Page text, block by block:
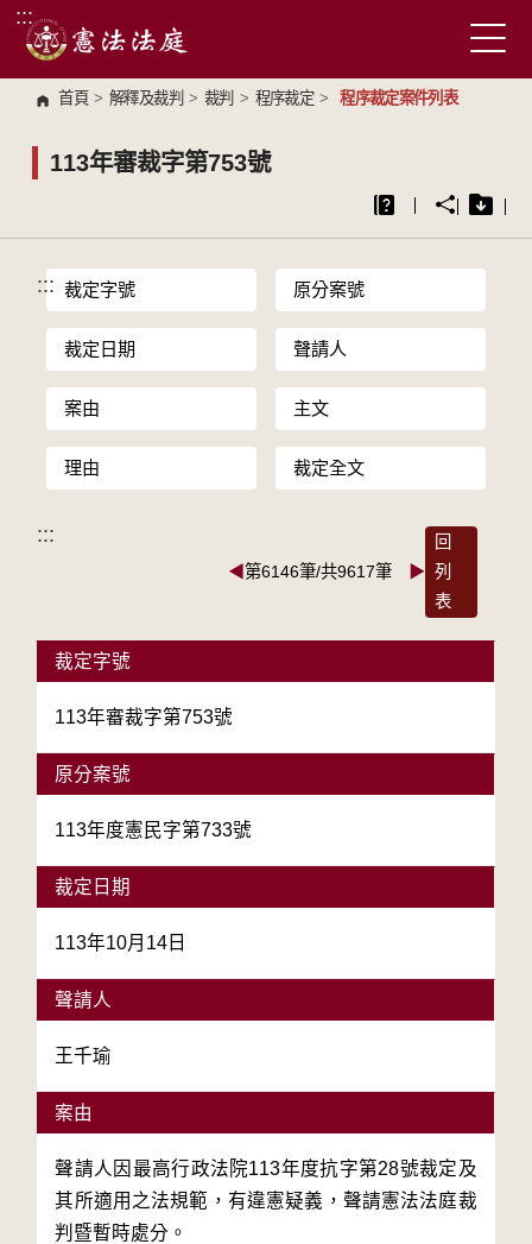
跳到主要內容區塊
:::
首頁 > 解釋及裁判 > 裁判 > 程序裁定 > 程序裁定案件列表
113年審裁字第753號
::: 裁定字號 原分案號
裁定日期 聲請人
案由 主文
理由 裁定全文
:::
◀第6146筆/共9617筆 ▶
回
列
表
裁定字號
113年審裁字第753號
原分案號
113年度憲民字第733號
裁定日期
113年10月14日
聲請人
王千瑜
案由
聲請人因最高行政法院113年度抗字第28號裁定及
其所適用之法規範，有違憲疑義，聲請憲法法庭裁
判暨暫時處分。